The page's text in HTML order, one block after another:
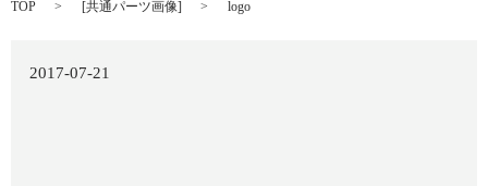
TOP [共通パーツ画像] logo
2017-07-21